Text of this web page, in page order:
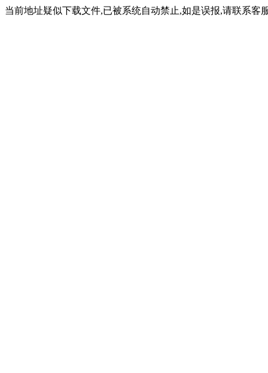
当前地址疑似下载文件,已被系统自动禁止,如是误报,请联系客